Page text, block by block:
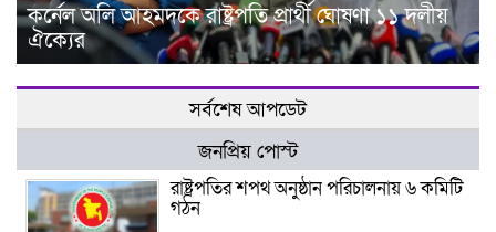
কর্নেল অলি আহমদকে রাষ্ট্রপতি প্রার্থী ঘোষণা ১১ দলীয়
ঐক্যের
সর্বশেষ আপডেট
জনপ্রিয় পোস্ট
রাষ্ট্রপতির শপথ অনুষ্ঠান পরিচালনায় ৬ কমিটি
গঠন